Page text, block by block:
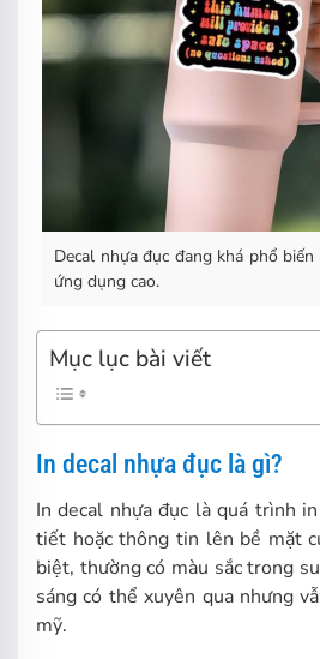
Decal nhựa đục đang khá phổ
ứng dụng cao.
Mục lục bài viết
In decal nhựa đục là gì?
In decal nhựa đục là quá trình
tiết hoặc thông tin lên bề mặt
biệt, thường có màu sắc trong
sáng có thể xuyên qua nhưng
mỹ.